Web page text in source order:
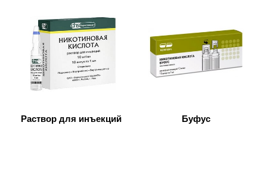
Раствор для инъекций Буфус